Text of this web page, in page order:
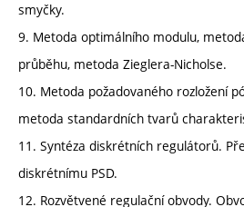
smyčky.
9. Metoda optimálního modulu,
průběhu, metoda Zieglera-Nicholse.
10. Metoda požadovaného rozložení
metoda standardních tvarů
11. Syntéza diskrétních regulátorů.
diskrétnímu PSD.
12. Rozvětvené regulační obvody.